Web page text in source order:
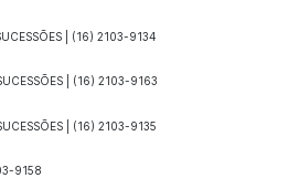
| (16) 2103-9134
| (16) 2103-9163
| (16) 2103-9135
9158